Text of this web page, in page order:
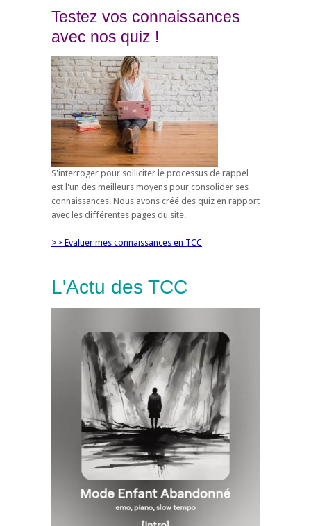
Testez vos connaissances
avec nos quiz !
S'interroger pour solliciter le processus de rappel
est l'un des meilleurs moyens pour consolider ses
connaissances. Nous avons créé des quiz en rapport
avec les différentes pages du site.
>> Evaluer mes connaissances en TCC
L'Actu des TCC